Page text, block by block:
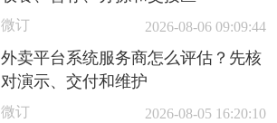
微订 2026-08-06 09:09:44
外卖平台系统服务商怎么评估？先核
对演示、交付和维护
微订 2026-08-05 16:20:10